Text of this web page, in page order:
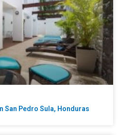
San Pedro Sula, Honduras